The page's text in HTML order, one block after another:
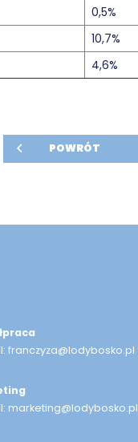
0,5%
10,7%
4,6%
POWRÓT
franczyza@lodybosko.pl
marketing@lodybosko.pl